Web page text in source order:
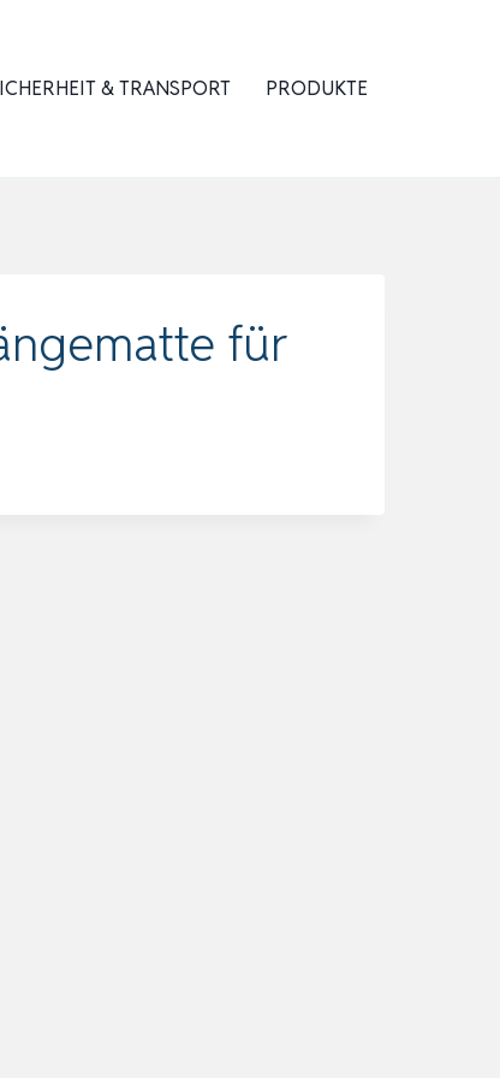
& TRANSPORT PRODUKTE
für